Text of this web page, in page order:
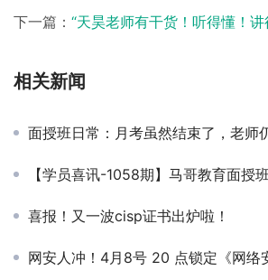
下一篇： “天昊老师有干货！听得懂！讲得透，很棒
相关新闻
面授班日常：月考虽然结束了，老师仍针对每个同学考卷的情况一一提问，
【学员喜讯-1058期】马哥教育面授班M55期学员应
喜报！又一波cisp证书出炉啦！
网安人冲！4月8号 20 点锁定《网络安全等级保护